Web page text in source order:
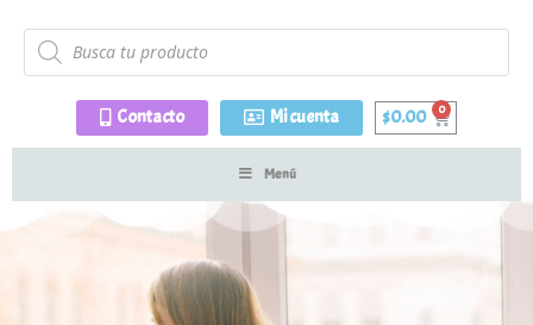
Contacto Mi cuenta $0.00
Menú